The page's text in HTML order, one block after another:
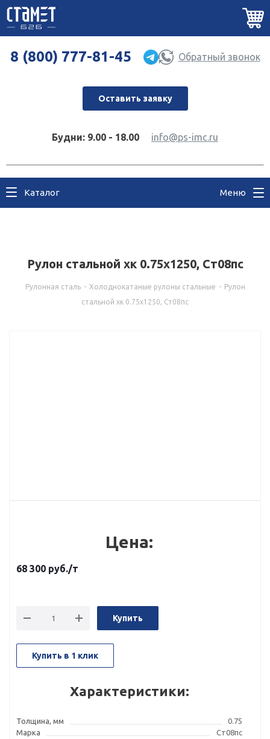
8 (800) 777-81-45 Обратный звонок
Оставить заявку
Будни: 9.00 - 18.00 info@ps-imc.ru
Каталог Меню
Рулон стальной хк 0.75x1250, Ст08пс
Рулонная сталь - Холоднокатаные рулоны стальные - Рулон
стальной хк 0.75x1250, Ст08пс
Цена:
68 300 руб./т
Купить
Купить в 1 клик
Характеристики:
Толщина, мм
0.75
Марка
Ст08пс